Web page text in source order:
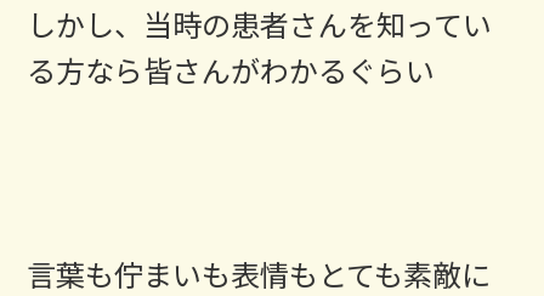
しかし、当時の患者さんを知ってい
る方なら皆さんがわかるぐらい
言葉も佇まいも表情もとても素敵に